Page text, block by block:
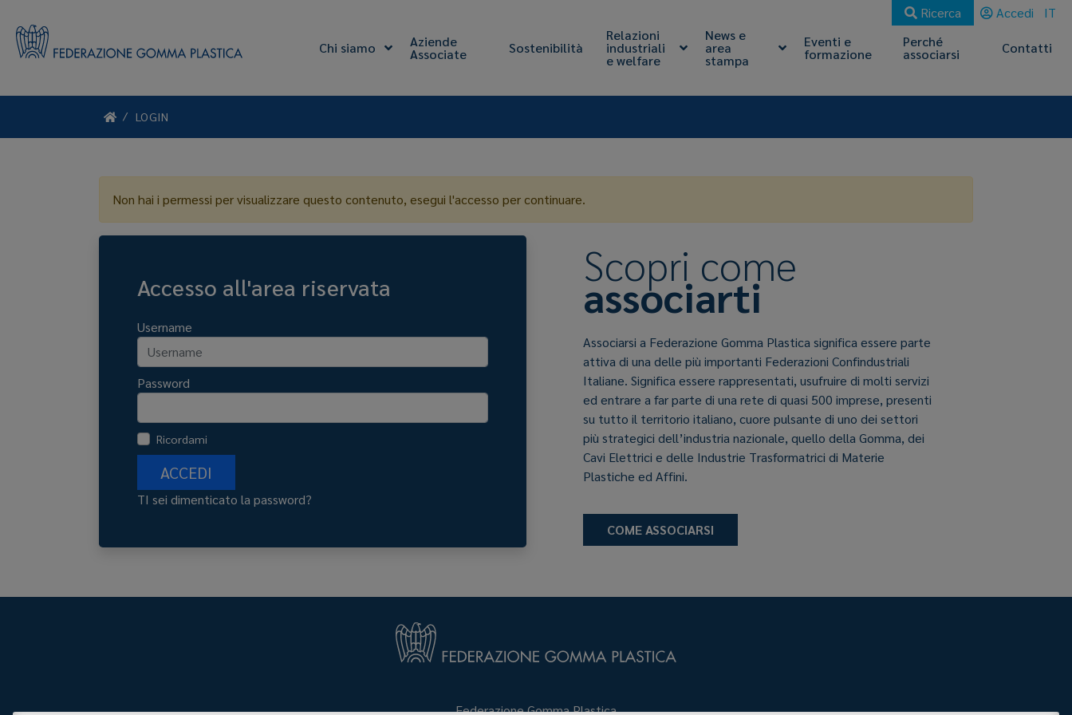
Ricerca Accedi IT
Chi siamo Aziende
Associate Sostenibilità
Relazioni
industriali
e welfare
News e
area
stampa
Eventi e
formazione
Perché
associarsi Contatti
LOGIN
Non hai i permessi per visualizzare questo contenuto, esegui l'accesso per continuare.
Accesso all'area riservata
Username
Password
Ricordami
ACCEDI
TI sei dimenticato la password?
Scopri come
associarti
Associarsi a Federazione Gomma Plastica significa essere parte
attiva di una delle più importanti Federazioni Confindustriali
Italiane. Significa essere rappresentati, usufruire di molti servizi
ed entrare a far parte di una rete di quasi 500 imprese, presenti
su tutto il territorio italiano, cuore pulsante di uno dei settori
più strategici dell’industria nazionale, quello della Gomma, dei
Cavi Elettrici e delle Industrie Trasformatrici di Materie
Plastiche ed Affini.
COME ASSOCIARSI
Federazione Gomma Plastica